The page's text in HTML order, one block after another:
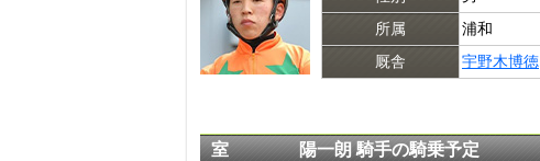
所属
浦和
厩舎
宇野木博徳
室 陽一朗 騎手の騎乗予定